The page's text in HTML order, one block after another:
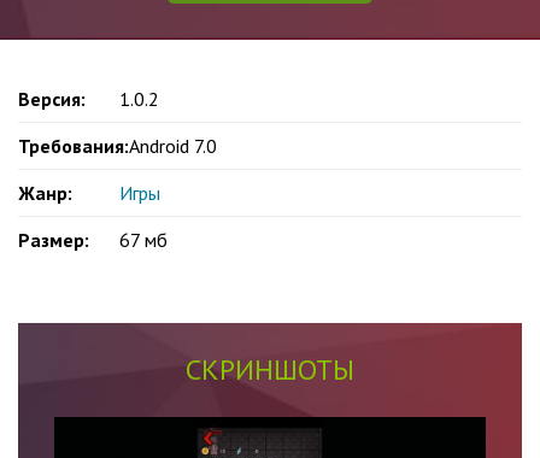
Версия:
1.0.2
Требования:Android 7.0
Жанр:
Игры
Размер:
67 мб
СКРИНШОТЫ